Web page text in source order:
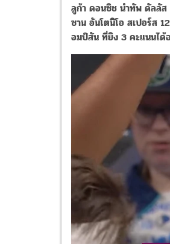
ลูก้า ดอนซิช นำทัพ ดัลลัส
ซาน อันโตนิโอ สเปอร์ส
อมป์สัน ที่ยิง 3 คะแนนได้